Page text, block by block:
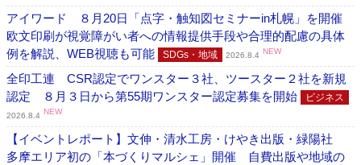
アイワード ８月20日「点字・触知図セミナーin札幌」を開催
欧文印刷が視覚障がい者への情報提供手段や合理的配慮の具体
例を解説、WEB視聴も可能
SDGs・地域 2026.8.4 NEW
全印工連 CSR認定でワンスター３社、ツースター２社を新規
認定 ８月３日から第55期ワンスター認定募集を開始
ビジネス
2026.8.4 NEW
【イベントレポート】文伸・清水工房・けやき出版・緑陽社
多摩エリア初の「本づくりマルシェ」開催 自費出版や地域の